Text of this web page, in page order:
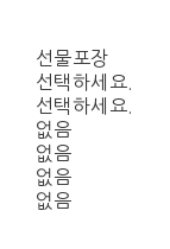
선물포장
선택하세요.
선택하세요.
없음
없음
없음
없음